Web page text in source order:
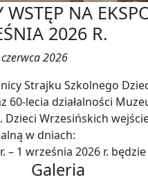
WSTĘP NA
2026 R.
2026
Strajku Szkolnego
60-lecia działalności
Dzieci Wrzesińskich
w dniach:
– 1 września 2026 r.
Galeria